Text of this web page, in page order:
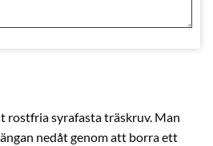
rostfria syrafasta träskruv. Man
nedåt genom att borra ett